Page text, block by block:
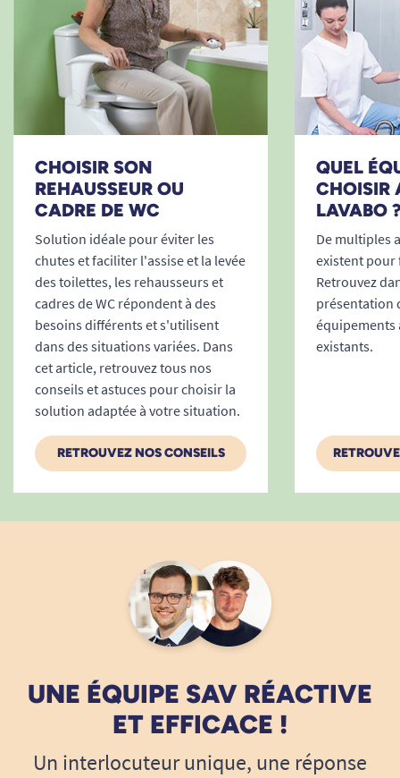
Voir tous les produits pour m'aider à me pencher.
CHOISIR SON
REHAUSSEUR OU
CADRE DE WC
Solution idéale pour éviter les
chutes et faciliter l'assise et la levée
des toilettes, les rehausseurs et
cadres de WC répondent à des
besoins différents et s'utilisent
dans des situations variées. Dans
cet article, retrouvez tous nos
conseils et astuces pour choisir la
solution adaptée à votre situation.
RETROUVEZ NOS CONSEILS
QUEL
CHOISIR
LAVABO ?
De multiples
existent
Retrouvez
présentation
équipements
existants.
UNE ÉQUIPE SAV RÉACTIVE
ET EFFICACE !
Un interlocuteur unique, une réponse